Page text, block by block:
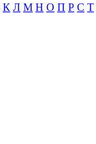
К Л М Н О П Р С Т